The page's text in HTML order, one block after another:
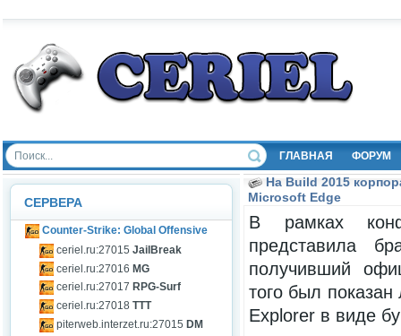
ГЛАВНАЯ ФОРУМ
СЕРВЕРА
Counter-Strike: Global Offensive
ceriel.ru:27015 JailBreak
ceriel.ru:27016 MG
ceriel.ru:27017 RPG-Surf
ceriel.ru:27018 TTT
piterweb.interzet.ru:27015 DM
На Build 2015
Microsoft Edge
В рамках
представила
получивший
того был
Explorer в виде